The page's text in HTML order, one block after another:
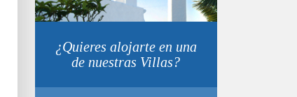
¿Quieres alojarte en una
de nuestras Villas?